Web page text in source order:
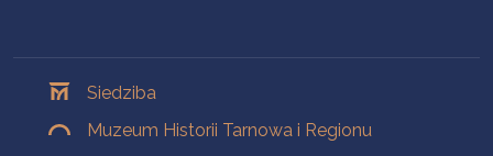
Siedziba
Muzeum Historii Tarnowa i Regionu